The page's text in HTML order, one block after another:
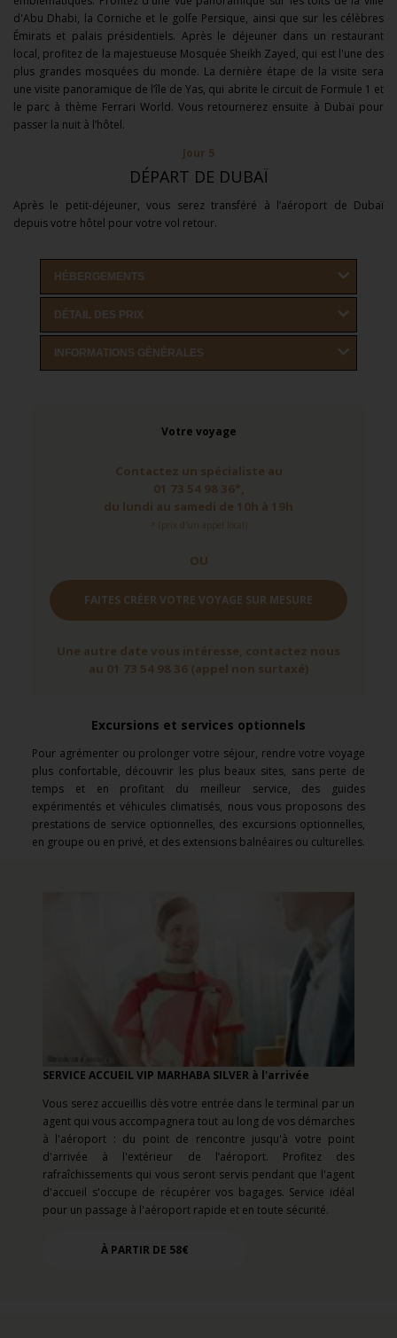
d'Abu Dhabi, la Corniche et le golfe Persique, ainsi que sur les célèbres
Émirats et palais présidentiels. Après le déjeuner dans un restaurant
local, profitez de la majestueuse Mosquée Sheikh Zayed, qui est l'une des
plus grandes mosquées du monde. La dernière étape de la visite sera
une visite panoramique de l’île de Yas, qui abrite le circuit de Formule 1 et
le parc à thème Ferrari World. Vous retournerez ensuite à Dubaï pour
passer la nuit à l’hôtel.
Jour 5
DÉPART DE DUBAÏ
Après le petit-déjeuner, vous serez transféré à l’aéroport de Dubaï
depuis votre hôtel pour votre vol retour.
HÉBERGEMENTS
DÉTAIL DES PRIX
INFORMATIONS GÉNÉRALES
Votre voyage
Contactez un spécialiste au
01 73 54 98 36*,
du lundi au samedi de 10h à 19h
* (prix d'un appel local)
OU
FAITES CRÉER VOTRE VOYAGE SUR MESURE
Une autre date vous intéresse, contactez nous
au 01 73 54 98 36 (appel non surtaxé)
Excursions et services optionnels
Pour agrémenter ou prolonger votre séjour, rendre votre voyage
plus confortable, découvrir les plus beaux sites, sans perte de
temps et en profitant du meilleur service, des guides
expérimentés et véhicules climatisés, nous vous proposons des
prestations de service optionnelles, des excursions optionnelles,
en groupe ou en privé, et des extensions balnéaires ou culturelles.
SERVICE ACCUEIL VIP MARHABA SILVER à l'arrivée
Vous serez accueillis dès votre entrée dans le terminal par un
agent qui vous accompagnera tout au long de vos démarches
à l'aéroport : du point de rencontre jusqu'à votre point
d'arrivée à l'extérieur de l’aéroport. Profitez des
rafraîchissements qui vous seront servis pendant que l'agent
d'accueil s'occupe de récupérer vos bagages. Service idéal
pour un passage à l'aéroport rapide et en toute sécurité.
À PARTIR DE 58€